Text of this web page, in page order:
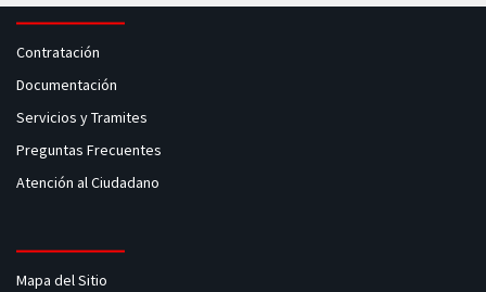
Contratación
Documentación
Servicios y Tramites
Preguntas Frecuentes
Atención al Ciudadano
Mapa del Sitio